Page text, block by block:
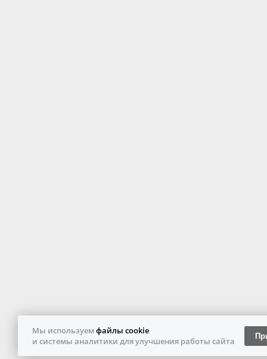
Мы используем файлы cookie
и системы аналитики для улучшения работы сайта